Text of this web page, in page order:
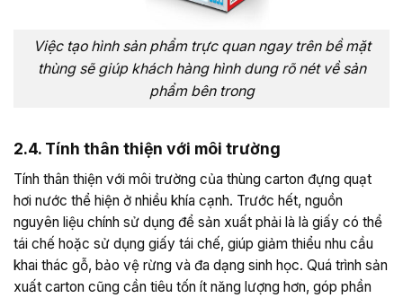
Việc tạo hình sản phẩm trực quan ngay trên bề mặt
thùng sẽ giúp khách hàng hình dung rõ nét về sản
phẩm bên trong
2.4. Tính thân thiện với môi trường
Tính thân thiện với môi trường của thùng carton đựng quạt
hơi nước thể hiện ở nhiều khía cạnh. Trước hết, nguồn
nguyên liệu chính sử dụng để sản xuất phải là là giấy có thể
tái chế hoặc sử dụng giấy tái chế, giúp giảm thiểu nhu cầu
khai thác gỗ, bảo vệ rừng và đa dạng sinh học. Quá trình sản
xuất carton cũng cần tiêu tốn ít năng lượng hơn, góp phần